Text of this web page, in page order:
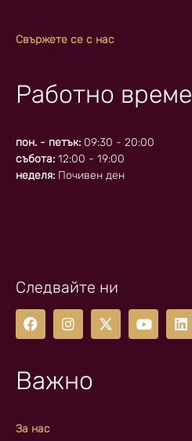
Свържете се с нас
Работно време
пон. - петък: 09:30 - 20:00
събота: 12:00 - 19:00
неделя: Почивен ден
Следвайте ни
Важно
За нас